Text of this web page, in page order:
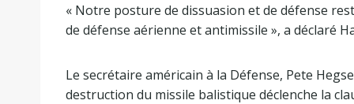
« Notre posture de dissuasion et de défense
de défense aérienne et antimissile », a déclaré
Le secrétaire américain à la Défense, Pete
destruction du missile balistique déclenche la